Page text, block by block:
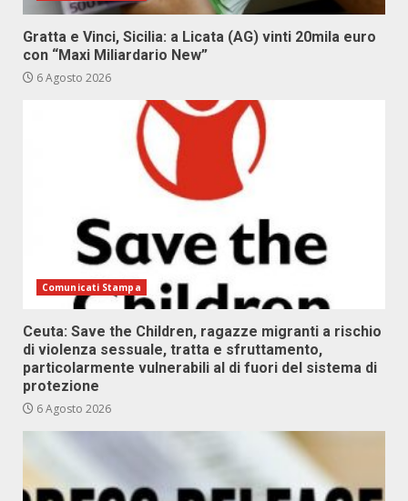
Gratta e Vinci, Sicilia: a Licata (AG) vinti 20mila euro
con “Maxi Miliardario New”
6 Agosto 2026
Comunicati Stampa
Ceuta: Save the Children, ragazze migranti a rischio
di violenza sessuale, tratta e sfruttamento,
particolarmente vulnerabili al di fuori del sistema di
protezione
6 Agosto 2026